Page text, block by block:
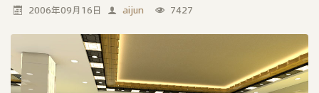
2006年09月16日 aijun 7427